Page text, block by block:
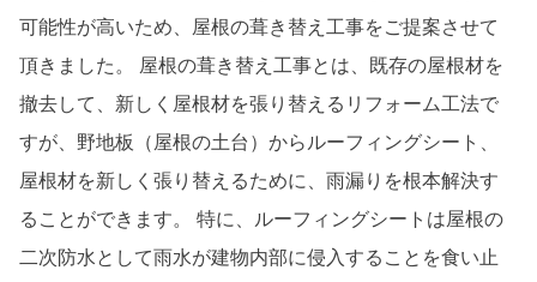
可能性が高いため、屋根の葺き替え工事をご提案させて
頂きました。 屋根の葺き替え工事とは、既存の屋根材を
撤去して、新しく屋根材を張り替えるリフォーム工法で
すが、野地板（屋根の土台）からルーフィングシート、
屋根材を新しく張り替えるために、雨漏りを根本解決す
ることができます。 特に、ルーフィングシートは屋根の
二次防水として雨水が建物内部に侵入することを食い止